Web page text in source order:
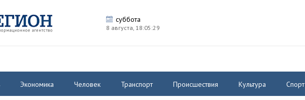
суббота
8 августа, 18:05:29
Экономика Человек Транспорт Происшествия Культура Спорт